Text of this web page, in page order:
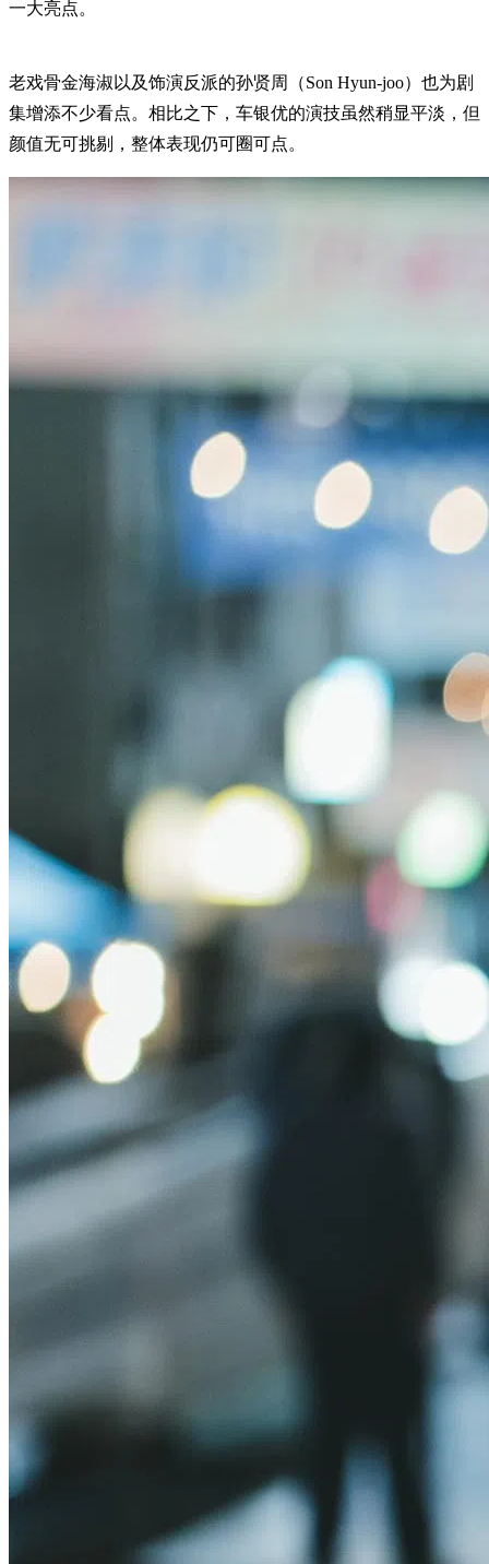
一大亮点。
老戏骨金海淑以及饰演反派的孙贤周（Son Hyun-joo）也为剧
集增添不少看点。相比之下，车银优的演技虽然稍显平淡，但
颜值无可挑剔，整体表现仍可圈可点。